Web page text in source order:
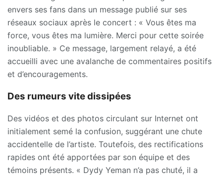
envers ses fans dans un message publié sur ses
réseaux sociaux après le concert : « Vous êtes ma
force, vous êtes ma lumière. Merci pour cette soirée
inoubliable. » Ce message, largement relayé, a été
accueilli avec une avalanche de commentaires positifs
et d’encouragements.
Des rumeurs vite dissipées
Des vidéos et des photos circulant sur Internet ont
initialement semé la confusion, suggérant une chute
accidentelle de l’artiste. Toutefois, des rectifications
rapides ont été apportées par son équipe et des
témoins présents. « Dydy Yeman n’a pas chuté, il a